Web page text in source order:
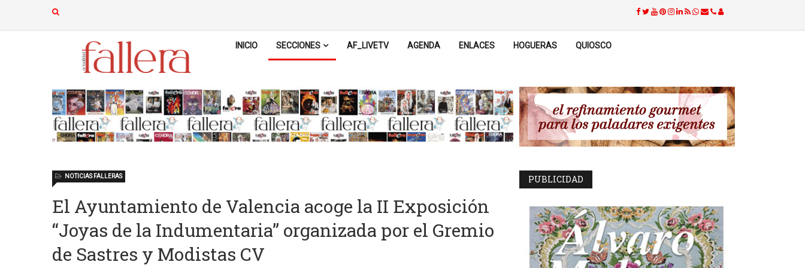
INICIO SECCIONES AF_LIVETV AGENDA ENLACES HOGUERAS QUIOSCO
El Ayuntamiento de Valencia acoge la II Exposición
“Joyas de la Indumentaria” organizada por el Gremio
de Sastres y Modistas CV
NOTICIAS FALLERAS PUBLICIDAD